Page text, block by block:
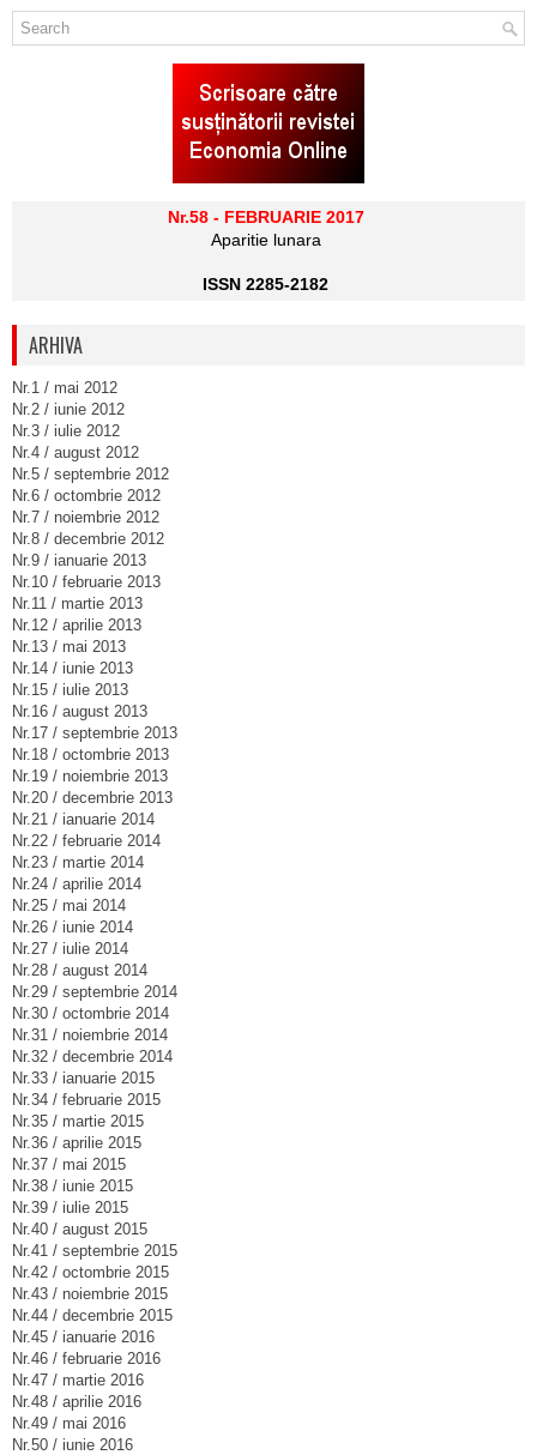
Nr.58 - FEBRUARIE 2017
Aparitie lunara
ISSN 2285-2182
ARHIVA
Nr.1 / mai 2012
Nr.2 / iunie 2012
Nr.3 / iulie 2012
Nr.4 / august 2012
Nr.5 / septembrie 2012
Nr.6 / octombrie 2012
Nr.7 / noiembrie 2012
Nr.8 / decembrie 2012
Nr.9 / ianuarie 2013
Nr.10 / februarie 2013
Nr.11 / martie 2013
Nr.12 / aprilie 2013
Nr.13 / mai 2013
Nr.14 / iunie 2013
Nr.15 / iulie 2013
Nr.16 / august 2013
Nr.17 / septembrie 2013
Nr.18 / octombrie 2013
Nr.19 / noiembrie 2013
Nr.20 / decembrie 2013
Nr.21 / ianuarie 2014
Nr.22 / februarie 2014
Nr.23 / martie 2014
Nr.24 / aprilie 2014
Nr.25 / mai 2014
Nr.26 / iunie 2014
Nr.27 / iulie 2014
Nr.28 / august 2014
Nr.29 / septembrie 2014
Nr.30 / octombrie 2014
Nr.31 / noiembrie 2014
Nr.32 / decembrie 2014
Nr.33 / ianuarie 2015
Nr.34 / februarie 2015
Nr.35 / martie 2015
Nr.36 / aprilie 2015
Nr.37 / mai 2015
Nr.38 / iunie 2015
Nr.39 / iulie 2015
Nr.40 / august 2015
Nr.41 / septembrie 2015
Nr.42 / octombrie 2015
Nr.43 / noiembrie 2015
Nr.44 / decembrie 2015
Nr.45 / ianuarie 2016
Nr.46 / februarie 2016
Nr.47 / martie 2016
Nr.48 / aprilie 2016
Nr.49 / mai 2016
Nr.50 / iunie 2016